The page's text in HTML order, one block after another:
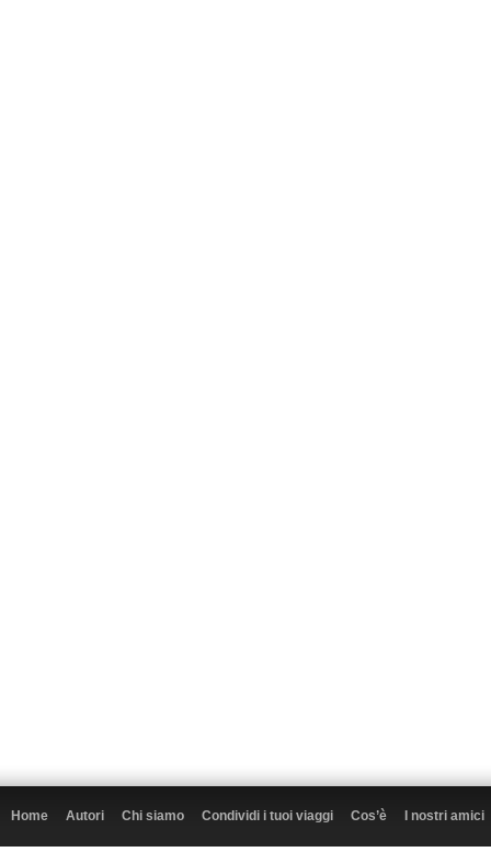
Home Autori Chi siamo Condividi i tuoi viaggi Cos’è I nostri amici